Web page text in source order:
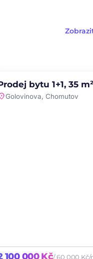
bytu 1+1, 35 m²
Golovinova, Chomutov
100 000 Kč/ 60 000 Kč/